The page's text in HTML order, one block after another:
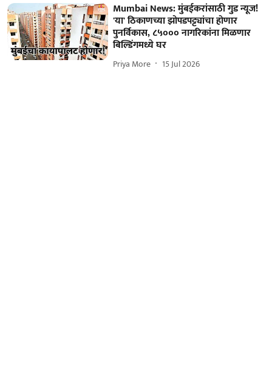
Mumbai News: मुंबईकरांसाठी गुड न्यूज!
'या' ठिकाणच्या झोपडपट्ट्यांचा होणार
पुनर्विकास, ८५००० नागरिकांना मिळणार
बिल्डिंगमध्ये घर
Priya More 15 Jul 2026